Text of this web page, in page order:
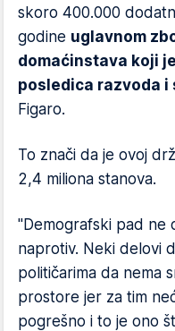
skoro 400.000
godine uglavnom
domaćinstava koji
posledica razvoda i
Figaro.
To znači da je ovoj
2,4 miliona stanova.
"Demografski pad ne
naprotiv. Neki delovi
političarima da nema
prostore jer za tim
pogrešno i to je ono